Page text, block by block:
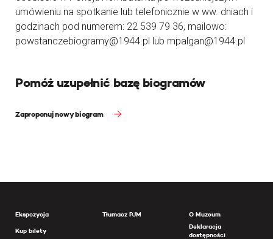
umówieniu na spotkanie lub telefonicznie w ww. dniach i
godzinach pod numerem: 22 539 79 36, mailowo:
powstanczebiogramy@1944.pl lub mpalgan@1944.pl
Pomóż uzupełnić bazę biogramów
Zaproponuj nowy biogram
Ekspozycja
Kup bilety
Tłumacz PJM
O Muzeum
Deklaracja
dostępności